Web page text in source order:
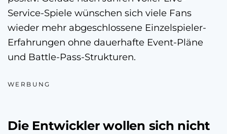
Service-Spiele wünschen sich viele Fans
wieder mehr abgeschlossene Einzelspieler-
Erfahrungen ohne dauerhafte Event-Pläne
und Battle-Pass-Strukturen.
WERBUNG
Die Entwickler wollen sich nicht